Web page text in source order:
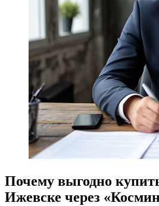
Почему выгодно
Ижевске через